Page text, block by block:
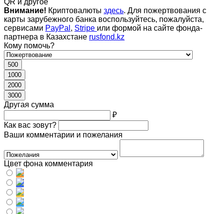
QR и другое
Внимание! Криптовалюты здесь. Для пожертвования с
карты зарубежного банка воспользуйтесь, пожалуйста,
сервисами PayPal , Stripe или формой на сайте фонда-
партнера в Казахстане rusfond.kz
Кому помочь?
500
1000
2000
3000
Другая сумма
₽
Как вас зовут?
Ваши комментарии и пожелания
Цвет фона комментария